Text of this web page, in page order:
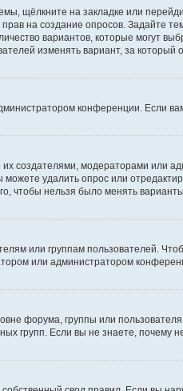
щёлкните на закладке или
на создание опросов. Задайте
вариантов, которые могут
изменять вариант, за который
конференции. Если
создателями, модераторами или
удалить опрос или
чтобы нельзя было менять
или группам пользователей.
или администратором
форума, группы или
групп. Если вы не знаете, почему